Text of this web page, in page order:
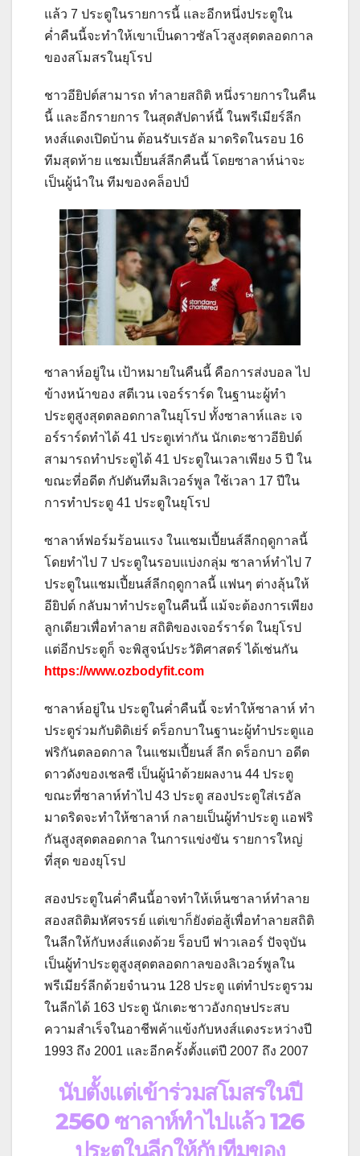
แล้ว 7 ประตูในรายการนี้ และอีกหนึ่งประตูใน
ค่ำคืนนี้จะทำให้เขาเป็นดาวซัลโวสูงสุดตลอดกาล
ของสโมสรในยุโรป
ชาวอียิปต์สามารถ ทำลายสถิติ หนึ่งรายการในคืน
นี้ และอีกรายการ ในสุดสัปดาห์นี้ ในพรีเมียร์ลีก
หงส์แดงเปิดบ้าน ต้อนรับเรอัล มาดริดในรอบ 16
ทีมสุดท้าย แชมเปี้ยนส์ลีกคืนนี้ โดยซาลาห์น่าจะ
เป็นผู้นำใน ทีมของคล็อปป์
ซาลาห์อยู่ใน เป้าหมายในคืนนี้ คือการส่งบอล ไป
ข้างหน้าของ สตีเวน เจอร์ราร์ด ในฐานะผู้ทำ
ประตูสูงสุดตลอดกาลในยุโรป ทั้งซาลาห์และ เจ
อร์ราร์ดทำได้ 41 ประตูเท่ากัน นักเตะชาวอียิปต์
สามารถทำประตูได้ 41 ประตูในเวลาเพียง 5 ปี ใน
ขณะที่อดีต กัปตันทีมลิเวอร์พูล ใช้เวลา 17 ปีใน
การทำประตู 41 ประตูในยุโรป
ซาลาห์ฟอร์มร้อนแรง ในแชมเปี้ยนส์ลีกฤดูกาลนี้
โดยทำไป 7 ประตูในรอบแบ่งกลุ่ม ซาลาห์ทำไป 7
ประตูในแชมเปี้ยนส์ลีกฤดูกาลนี้ แฟนๆ ต่างลุ้นให้
อียิปต์ กลับมาทำประตูในคืนนี้ แม้จะต้องการเพียง
ลูกเดียวเพื่อทำลาย สถิติของเจอร์ราร์ด ในยุโรป
แต่อีกประตูก็ จะพิสูจน์ประวัติศาสตร์ ได้เช่นกัน
https://www.ozbodyfit.com
ซาลาห์อยู่ใน ประตูในค่ำคืนนี้ จะทำให้ซาลาห์ ทำ
ประตูร่วมกับดิดิเย่ร์ ดร็อกบาในฐานะผู้ทำประตูแอ
ฟริกันตลอดกาล ในแชมเปี้ยนส์ ลีก ดร็อกบา อดีต
ดาวดังของเชลซี เป็นผู้นำด้วยผลงาน 44 ประตู
ขณะที่ซาลาห์ทำไป 43 ประตู สองประตูใส่เรอัล
มาดริดจะทำให้ซาลาห์ กลายเป็นผู้ทำประตู แอฟริ
กันสูงสุดตลอดกาล ในการแข่งขัน รายการใหญ่
ที่สุด ของยุโรป
สองประตูในค่ำคืนนี้อาจทำให้เห็นซาลาห์ทำลาย
สองสถิติมหัศจรรย์ แต่เขาก็ยังต่อสู้เพื่อทำลายสถิติ
ในลีกให้กับหงส์แดงด้วย ร็อบบี ฟาวเลอร์ ปัจจุบัน
เป็นผู้ทำประตูสูงสุดตลอดกาลของลิเวอร์พูลใน
พรีเมียร์ลีกด้วยจำนวน 128 ประตู แต่ทำประตูรวม
ในลีกได้ 163 ประตู นักเตะชาวอังกฤษประสบ
ความสำเร็จในอาชีพค้าแข้งกับหงส์แดงระหว่างปี
1993 ถึง 2001 และอีกครั้งตั้งแต่ปี 2007 ถึง 2007
นับตั้งแต่เข้าร่วมสโมสรในปี
2560 ซาลาห์ทำไปแล้ว 126
ประตูในลีกให้กับทีมของ